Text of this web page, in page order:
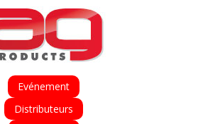
Evénement
Distributeurs